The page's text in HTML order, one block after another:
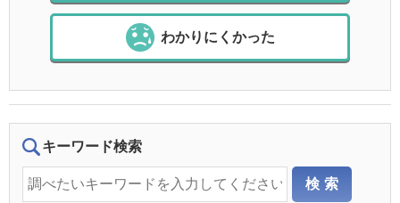
わかりにくかった
キーワード検索